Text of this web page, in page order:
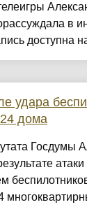
в
доступна
удара
дома
Госдумы